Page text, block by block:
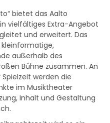
vielfältiges Extra-Angebot
und erweitert. Das
außerhalb des
Bühne zusammen. An
werden die
im Musiktheater
Inhalt und Gestaltung